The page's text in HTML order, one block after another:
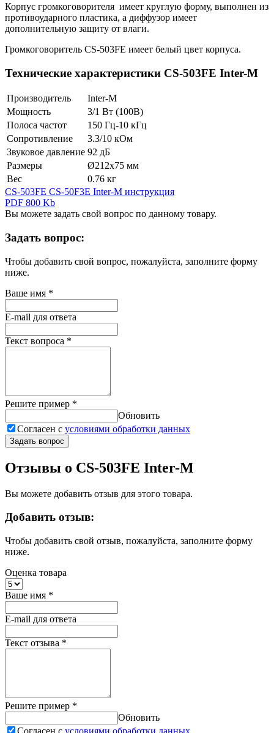
Корпус громкоговорителя имеет круглую форму, выполнен из
противоударного пластика, а диффузор имеет
дополнительную защиту от влаги.
Громкоговоритель CS-503FE имеет белый цвет корпуса.
Технические характеристики CS-503FE Inter-M
Производитель
Inter-M
Мощность
3/1 Вт (100В)
Полоса частот
150 Гц-10 кГц
Сопротивление
3.3/10 кОм
Звуковое давление 92 дБ
Размеры
Ø212х75 мм
Вес
0.76 кг
CS-503FE CS-50F3E Inter-M инструкция
PDF 800 Kb
Вы можете задать свой вопрос по данному товару.
Задать вопрос:
Чтобы добавить свой вопрос, пожалуйста, заполните форму
ниже.
Ваше имя *
E-mail для ответа
Текст вопроса *
Решите пример *
Обновить
Согласен с условиями обработки данных
Задать вопрос
Отзывы о CS-503FE Inter-M
Вы можете добавить отзыв для этого товара.
Добавить отзыв:
Чтобы добавить свой отзыв, пожалуйста, заполните форму
ниже.
Оценка товара
Ваше имя *
E-mail для ответа
Текст отзыва *
Решите пример *
Обновить
Согласен с условиями обработки данных